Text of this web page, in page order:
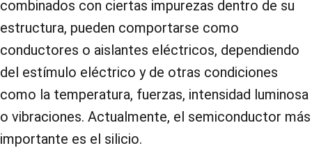
combinados con ciertas impurezas dentro de su
estructura, pueden comportarse como
conductores o aislantes eléctricos, dependiendo
del estímulo eléctrico y de otras condiciones
como la temperatura, fuerzas, intensidad luminosa
o vibraciones. Actualmente, el semiconductor más
importante es el silicio.